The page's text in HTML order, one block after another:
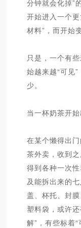
分钟就会化掉”
开始进入一个
材料”，而开始
只是，一个有
始越来越“可见
少。
当一杯奶茶开
在某个懒得出
茶外卖，收到
得到各种一次
及能拆出来的
盖、杯托、封
塑料袋，或许
解”，有些标着